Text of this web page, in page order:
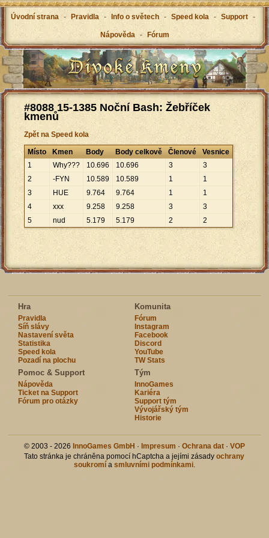
Úvodní strana - Pravidla - Info o světech - Speed kola - Support -
Nápověda - Fórum
#8088 15-1385 Noční Bash: Žebříček
kmenů
Zpět na Speed kola
Místo Kmen Body Body celkově Členové
Vesnice
1
Why??? 10.696 10.696 3
3
2
-FYN 10.589 10.589 1
1
3
HUE 9.764 9.764 1
1
4
xxx 9.258 9.258 3
3
5
nud 5.179 5.179 2 2
Hra
Pravidla
Síň slávy
Nastavení světa
Statistika
Speed kola
Pozadí na plochu
Komunita
Fórum
Instagram
Facebook
Discord
YouTube
TW Stats
Pomoc & Support
Nápověda
Ticket na Support
Fórum pro otázky
Tým
InnoGames
Kariéra
Support tým
Vývojářský tým
Historie
© 2003 - 2026 InnoGames GmbH · Impresum · Ochrana dat · VOP
Tato stránka je chráněna pomocí hCaptcha a jejími zásadyochrany
soukromía smluvními podmínkami.